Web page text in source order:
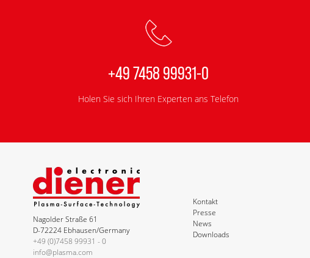
+49 7458 99931-0
Holen Sie sich Ihren Experten ans Telefon
Nagolder Straße 61
D-72224 Ebhausen/Germany
+49 (0)7458 99931 - 0
info@plasma.com
Kontakt
Presse
News
Downloads